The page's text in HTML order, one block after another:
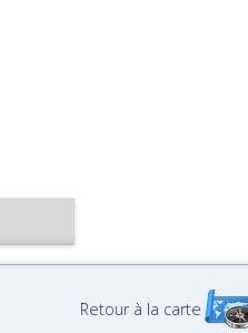
Retour à la carte